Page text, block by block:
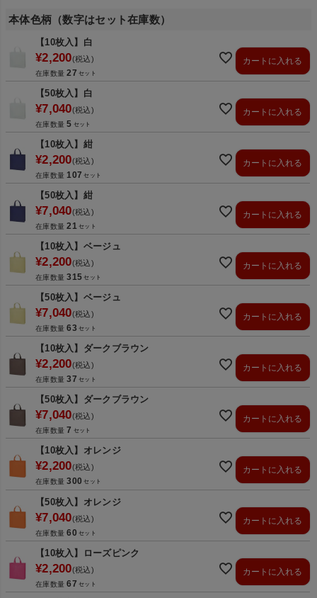
本体色柄（数字はセット在庫数）
【10枚入】白
¥2,200 税込
在庫数量 27
カートに入れる
【50枚入】白
¥7,040 税込
在庫数量 5
カートに入れる
【10枚入】紺
¥2,200 税込
在庫数量 107
カートに入れる
【50枚入】紺
¥7,040 税込
在庫数量 21
カートに入れる
【10枚入】ベージュ
¥2,200 税込
在庫数量 315
カートに入れる
【50枚入】ベージュ
¥7,040 税込
在庫数量 63
カートに入れる
【10枚入】ダークブラウン
¥2,200 税込
在庫数量 37
カートに入れる
【50枚入】ダークブラウン
¥7,040 税込
在庫数量 7
カートに入れる
【10枚入】オレンジ
¥2,200 税込
在庫数量 300
カートに入れる
【50枚入】オレンジ
¥7,040 税込
在庫数量 60
カートに入れる
【10枚入】ローズピンク
¥2,200 税込
在庫数量 67
カートに入れる